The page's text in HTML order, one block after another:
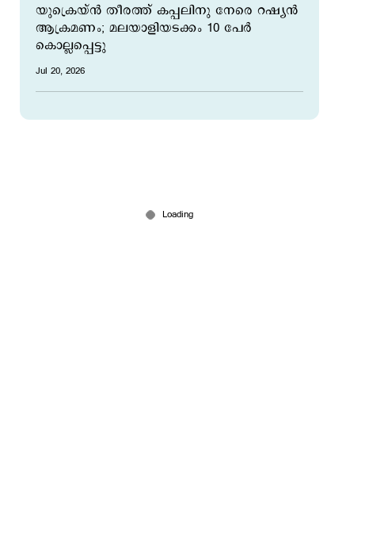
യുക്രെയ്ന്‍ തീരത്ത് കപ്പലിനു നേരെ റഷ്യന്‍
ആക്രമണം; മലയാളിയടക്കം 10 പേര്‍
കൊല്ലപ്പെട്ടു
Jul 20, 2026